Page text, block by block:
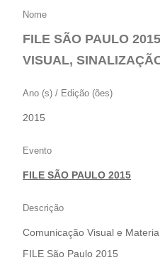
FILE
SÃO
PAULO
–
COMUNICAÇÃO
SINALIZAÇÃO
PEÇAS
GRÁFICAS
Nome
FILE SÃO PAULO
VISUAL,
Ano (s) / Edição (ões)
2015
Evento
FILE SÃO PAULO 2015
Descrição
Comunicação Visual e
FILE São Paulo 2015